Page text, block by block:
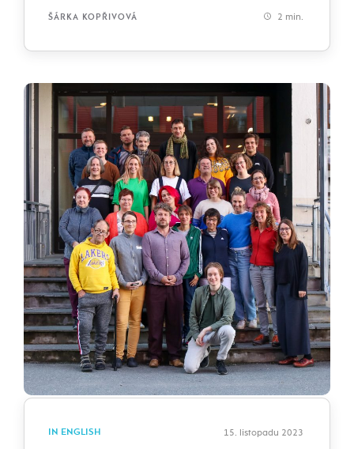
ŠÁRKA KOPŘIVOVÁ 2 min.
IN ENGLISH 15. listopadu 2023